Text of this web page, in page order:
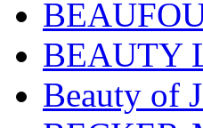
BEAUTY
Beauty of